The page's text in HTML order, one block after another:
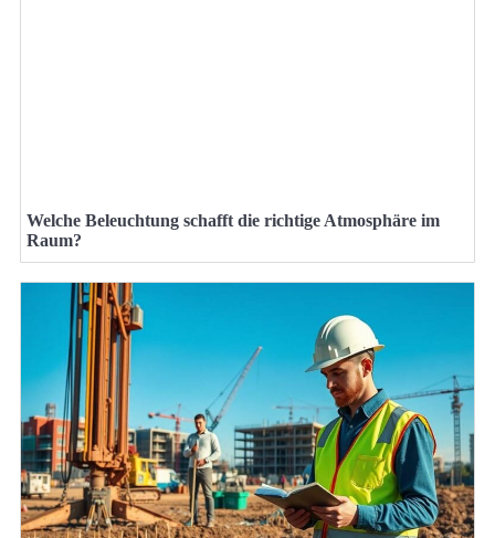
Welche Beleuchtung schafft die richtige Atmosphäre im
Raum?